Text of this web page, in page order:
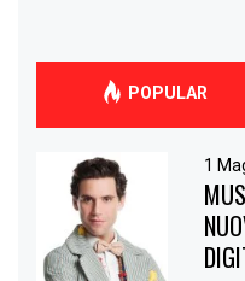
POPULAR
1